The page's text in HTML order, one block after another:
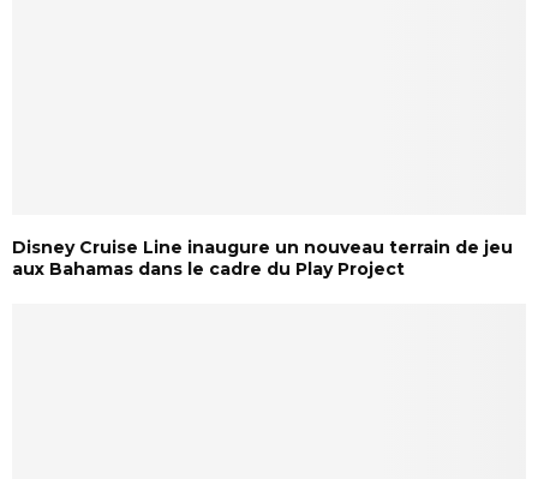
Disney Cruise Line inaugure un nouveau terrain de jeu
aux Bahamas dans le cadre du Play Project